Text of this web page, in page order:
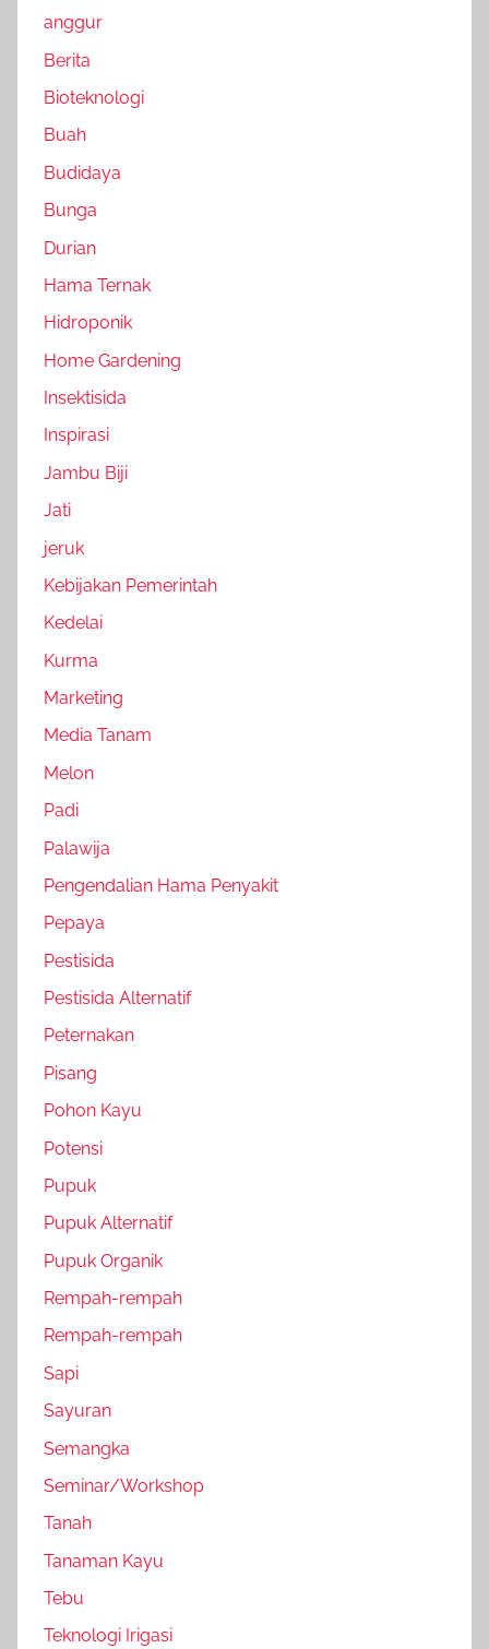
anggur
Berita
Bioteknologi
Buah
Budidaya
Bunga
Durian
Hama Ternak
Hidroponik
Home Gardening
Insektisida
Inspirasi
Jambu Biji
Jati
jeruk
Kebijakan Pemerintah
Kedelai
Kurma
Marketing
Media Tanam
Melon
Padi
Palawija
Pengendalian Hama Penyakit
Pepaya
Pestisida
Pestisida Alternatif
Peternakan
Pisang
Pohon Kayu
Potensi
Pupuk
Pupuk Alternatif
Pupuk Organik
Rempah-rempah
Rempah-rempah
Sapi
Sayuran
Semangka
Seminar/Workshop
Tanah
Tanaman Kayu
Tebu
Teknologi Irigasi